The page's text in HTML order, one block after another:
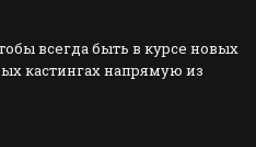
всегда быть в курсе новых
кастингах напрямую из